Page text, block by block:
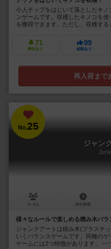
小人チップをはじいて落としたキ
ンゲームです。収穫したキノコを
を獲得できます。ただし、収穫す
71
興味あり
99
経験あり
再入荷まで
No.25
ジャン
2～6人 30分前後
様々なルールで楽しめる積み木バラ
ジャンクアートは積み木(プラスチ
いくバランスゲームです。同種の
ゲームには2つ特徴があります。 一